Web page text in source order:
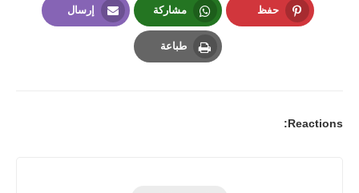
حفظ مشاركة
Whatsapp
إرسال
طباعة
Reactions: